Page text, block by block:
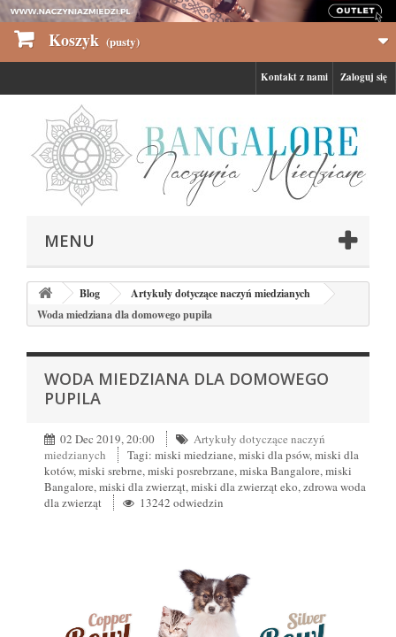
Koszyk (pusty)
Zaloguj się
Kontakt z nami
MENU
Blog
Artykuły dotyczące naczyń miedzianych
Woda miedziana dla domowego pupila
WODA MIEDZIANA DLA DOMOWEGO
PUPILA
02 Dec 2019, 20:00
Artykuły dotyczące naczyń
miedzianych
Tagi: miski miedziane, miski dla psów, miski dla
kotów, miski srebrne, miski posrebrzane, miska Bangalore, miski
Bangalore, miski dla zwierząt, miski dla zwierząt eko, zdrowa woda
dla zwierząt
13242 odwiedzin